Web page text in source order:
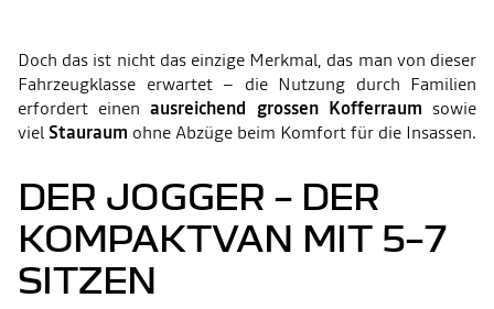
Doch das ist nicht das einzige Merkmal, das man von dieser
Fahrzeugklasse erwartet – die Nutzung durch Familien
erfordert einen ausreichend grossen Kofferraum sowie
viel Stauraum ohne Abzüge beim Komfort für die Insassen.
DER JOGGER – DER
KOMPAKTVAN MIT 5–7
SITZEN